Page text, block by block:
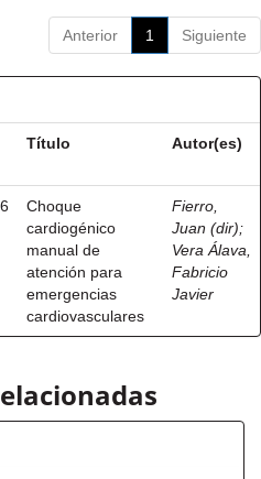
Anterior 1 Siguiente
Título Autor(es)
Choque
cardiogénico
manual de
atención para
emergencias
cardiovasculares
Fierro,
Juan (dir);
Vera Álava,
Fabricio
Javier